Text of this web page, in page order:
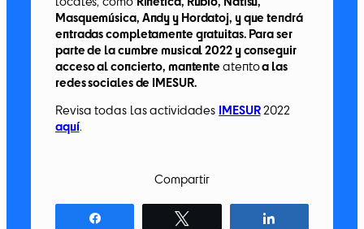
Masquemúsica, Andy y Hordatoj, y que tendrá
entradas completamente gratuitas. Para ser
parte de la cumbre musical 2022 y conseguir
acceso al concierto, mantente atentoa las
redes sociales de IMESUR.
Revisa todas las actividades IMESUR2022
aquí.
Compartir